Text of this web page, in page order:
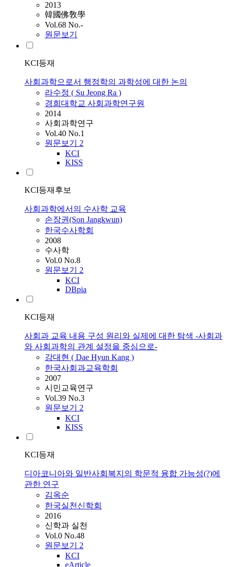
2013
韓國佛敎學
Vol.68 No.-
원문보기
KCI등재
사회과학으로서 행정학의 과학성에 대한 논의
라수정 ( Su Jeong Ra )
경희대학교 사회과학연구원
2014
사회과학연구
Vol.40 No.1
원문보기 2
KCI
KISS
KCI등재후보
사회과학에서의 수사학 교육
손장권(Son Jangkwun)
한국수사학회
2008
수사학
Vol.0 No.8
원문보기 2
KCI
DBpia
KCI등재
사회과 교육 내용 구성 원리와 실제에 대한 탐색 -사회과
와 사회과학의 관계 설정을 중심으로-
강대현 ( Dae Hyun Kang )
한국사회과교육학회
2007
시민교육연구
Vol.39 No.3
원문보기 2
KCI
KISS
KCI등재
디아코니아와 일반사회복지의 학문적 융합 가능성(?)에
관한 연구
김옥순
한국실천신학회
2016
신학과 실천
Vol.0 No.48
원문보기 2
KCI
eArticle